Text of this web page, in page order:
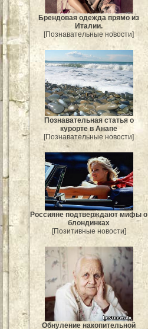
Брендовая одежда прямо из
Италии.
[Познавательные новости]
Познавательная статья о
курорте в Анапе
[Познавательные новости]
Россияне подтверждают мифы о
блондинках
[Позитивные новости]
Обнуление накопительной